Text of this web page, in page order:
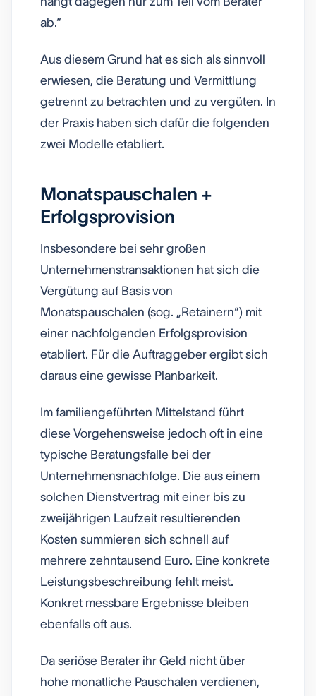
ab.“
Aus diesem Grund hat es sich als sinnvoll
erwiesen, die Beratung und Vermittlung
getrennt zu betrachten und zu vergüten. In
der Praxis haben sich dafür die folgenden
zwei Modelle etabliert.
Monatspauschalen +
Erfolgsprovision
Insbesondere bei sehr großen
Unternehmenstransaktionen hat sich die
Vergütung auf Basis von
Monatspauschalen (sog. „Retainern“) mit
einer nachfolgenden Erfolgsprovision
etabliert. Für die Auftraggeber ergibt sich
daraus eine gewisse Planbarkeit.
Im familiengeführten Mittelstand führt
diese Vorgehensweise jedoch oft in eine
typische Beratungsfalle bei der
Unternehmensnachfolge. Die aus einem
solchen Dienstvertrag mit einer bis zu
zweijährigen Laufzeit resultierenden
Kosten summieren sich schnell auf
mehrere zehntausend Euro. Eine konkrete
Leistungsbeschreibung fehlt meist.
Konkret messbare Ergebnisse bleiben
ebenfalls oft aus.
Da seriöse Berater ihr Geld nicht über
hohe monatliche Pauschalen verdienen,